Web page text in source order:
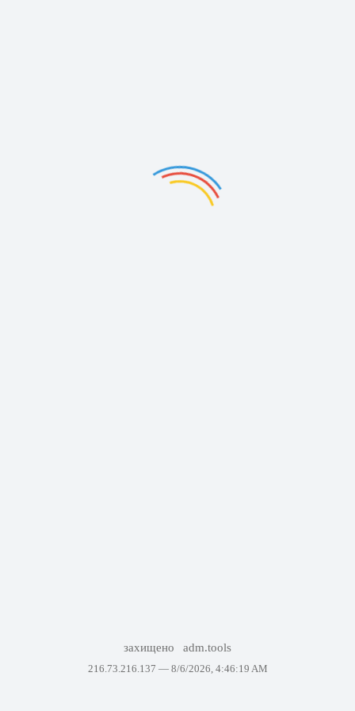
захищено adm.tools
216.73.216.137 — 8/6/2026, 4:46:19 AM